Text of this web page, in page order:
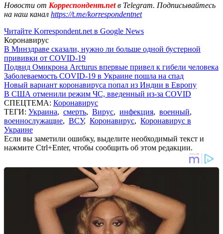
Новости от Корреспондент.netв Telegram. Подписывайтесь
на наш канал https://t.me/korrespondentnet
Читайте Korrespondent.net в Google News
Коронавирус
В Минздраве сказали, нужно ли больше одной бустерной
прививки от COVID-19
Подвид Омикрона Arcturus впервые привел к гибели человека
Заболеваемость COVID-19 в Украине пошла на спад
Новый вариант коронавируса попал из Индии в Европу
В США отменили режим ЧС, введенный из-за COVID
СПЕЦТЕМА: Коронавирус
ТЕГИ: Украина, смерть, Вирус, инфекция, военный,
военнослужащие, ВСУ, Коронавирус, Коронавирус в
Украине
Если вы заметили ошибку, выделите необходимый текст и
нажмите Ctrl+Enter, чтобы сообщить об этом редакции.